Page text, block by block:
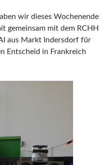
wir dieses Wochenende
gemeinsam mit dem RCHH
aus Markt Indersdorf für
Entscheid in Frankreich